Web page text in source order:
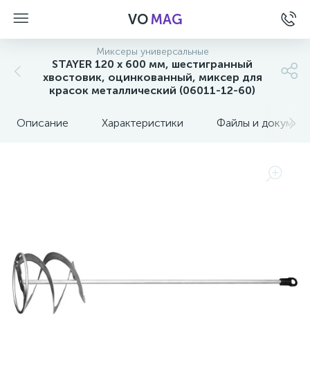
VOMAG
Миксеры универсальные
STAYER 120 х 600 мм, шестигранный
хвостовик, оцинкованный, миксер для
красок металлический (06011-12-60)
Описание Характеристики Файлы и